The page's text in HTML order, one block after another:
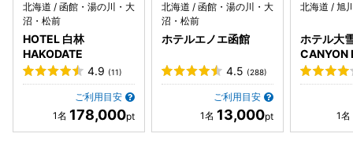
北海道 / 函館・湯の川・大
沼・松前
HOTEL 白林
HAKODATE
4.9 (11)
ご利用目安
178,000
北海道 / 函館・湯の川・大
沼・松前
ホテルエノエ函館
4.5 (288)
ご利用目安
13,000
北海道 / 旭
ホテル大
CANYON